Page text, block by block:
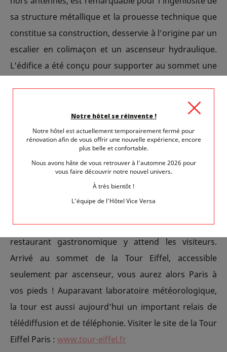
sa structure métallique et la prouesse technique que
constitue sa construction, desservie à l’origine par un
escalier en colimaçon et un ascenseur hydraulique.
L’édifice a été conçu pour supporter au sommet une
LA TOUR EIFFEL EST UN MIRADOR
EXCEPTIONNEL POUR DÉCOUVRIR
Au premier étage une galerie offre une vue à 360° de
encore plus intéressant pour le panorama offert. Un
restaurant gastronomique y attend les visiteurs.
Arrivé au sommet de la Tour Eiffel, accessible
seulement par ascenseur, vous aurez alors Paris à
vos pieds ! Auparavant laboratoire météorologique,
la tour est aussi aujourd’hui un important relais de
télédiffusion et de téléphonie. Visiter le site de la Tour
Eiffel Paris : www.tour-eiffel.fr
Notre hôtel se réinvente !
Notre hôtel est actuellement temporairement fermé pour
rénovation afin de vous offrir une nouvelle expérience, encore
plus belle et confortable.
Nous avons hâte de vous retrouver à l’automne 2026 pour
vous faire découvrir notre nouvel univers.
À très bientôt !
L’équipe de l’Hôtel Vice Versa